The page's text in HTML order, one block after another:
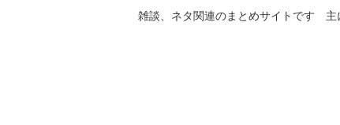
雑談、ネタ関連のまとめサイトです